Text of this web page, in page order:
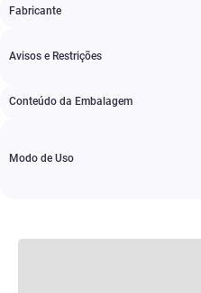
Fabricante
Avisos e Restrições
Conteúdo da Embalagem
Modo de Uso